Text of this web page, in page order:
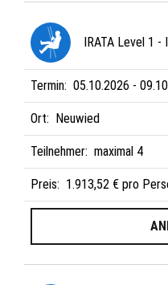
Termin: 05.10.2026 -
IRATA Level 1
Ort: Neuwied
Teilnehmer: maximal 4
Preis: 1.913,52 € pro